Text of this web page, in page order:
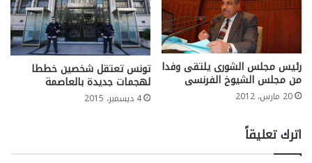
رئيس مجلس الشورى يلتقى وفدا
من مجلس الشيوخ الفرنسى
20 مارس، 2012
تونس تعتقل شخصين خططا
لهجمات جديدة بالعاصمة
4 ديسمبر، 2015
اترك تعليقاً